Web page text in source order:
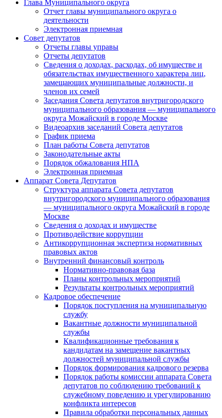
Глава Муниципального округа
Отчет главы муниципального округа о
деятельности
Электронная приемная
Совет депутатов
Отчеты главы управы
Отчеты депутатов
Сведения о доходах, расходах, об имуществе и
обязательствах имущественного характера лиц,
замещающих муниципальные должности, и
членов их семей
Заседания Совета депутатов внутригородского
муниципального образования — муниципального
округа Можайский в городе Москве
Видеоархив заседаний Совета депутатов
График приема
План работы Совета депутатов
Законодательные акты
Порядок обжалования НПА
Электронная приемная
Аппарат Совета Депутатов
Структура аппарата Совета депутатов
внутригородского муниципального образования
— муниципального округа Можайский в городе
Москве
Сведения о доходах и имуществе
Противодействие коррупции
Антикоррупционная экспертиза нормативных
правовых актов
Внутренний финансовый контроль
Нормативно-правовая база
Планы контрольных мероприятий
Результаты контрольных мероприятий
Кадровое обеспечение
Порядок поступления на муниципальную
службу
Вакантные должности муниципальной
службы
Квалификационные требования к
кандидатам на замещение вакантных
должностей муниципальной службы
Порядок формирования кадрового резерва
Порядок работы комиссии аппарата Совета
депутатов по соблюдению требований к
служебному поведению и урегулированию
конфликта интересов
Правила обработки персональных данных